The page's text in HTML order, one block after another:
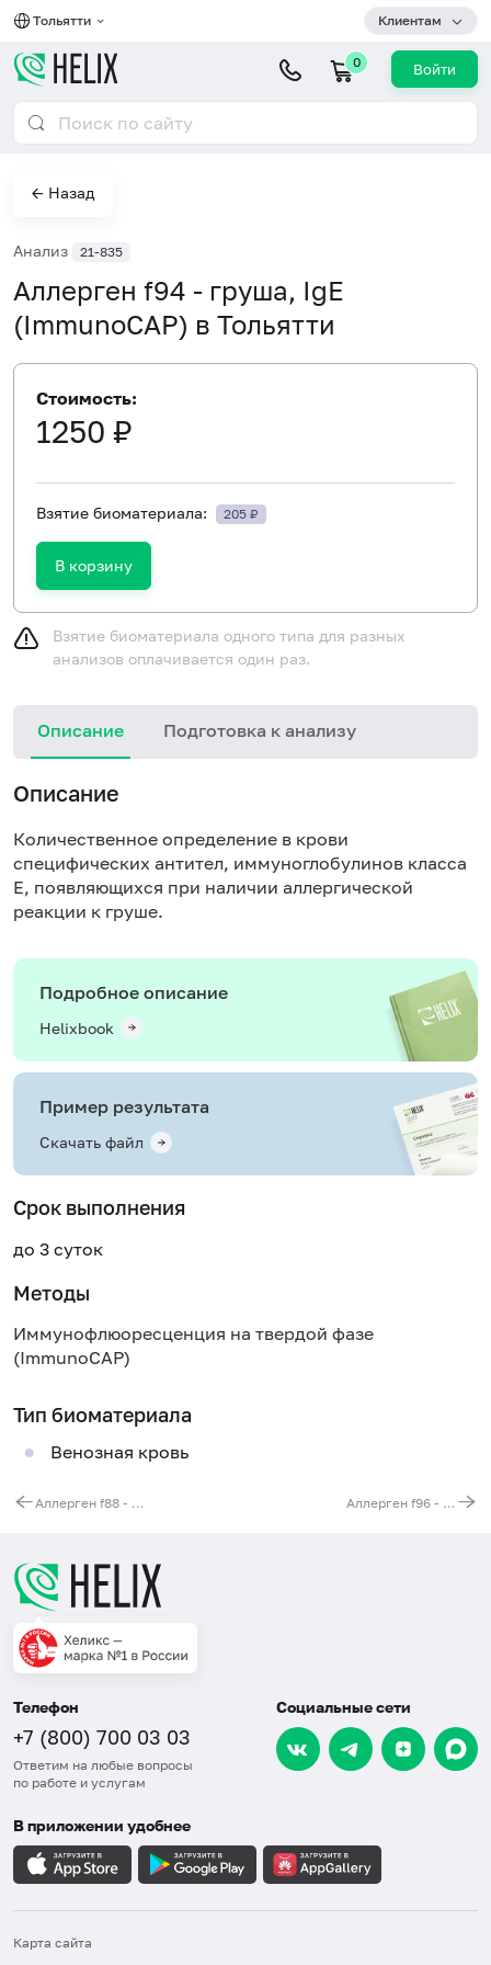
Тольятти Клиентам
0 Войти
← Назад
Анализ 21-835
Аллерген f94 - груша, IgE
(ImmunoCAP) в Тольятти
Стоимость:
1250 ₽
Взятие биоматериала: 205 ₽
В корзину
Взятие биоматериала одного типа для разных
анализов оплачивается один раз.
Описание Подготовка к анализу
Описание
Количественное определение в крови
специфических антител, иммуноглобулинов класса
E, появляющихся при наличии аллергической
реакции к груше.
Подробное описание
Helixbook
Пример результата
Скачать файл
Срок выполнения
до 3 суток
Методы
Иммунофлюоресценция на твердой фазе
(ImmunoCAP)
Тип биоматериала
Венозная кровь
Аллерген f88 - баранина, IgE (ImmunoCAP) Аллерген f96 - авокадо (Persea americana), IgE (ImmunoCAP)
Телефон
+7 (800) 700 03 03
Ответим на любые вопросы
по работе и услугам
Социальные сети
В приложении удобнее
Карта сайта